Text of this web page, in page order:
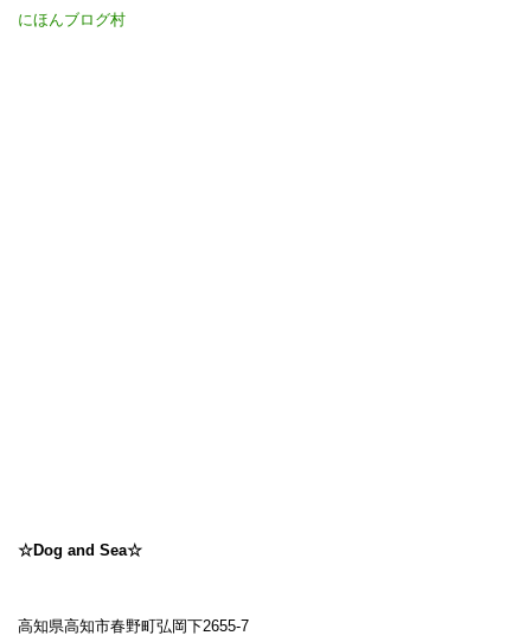
にほんブログ村
☆Dog and Sea☆
高知県高知市春野町弘岡下2655-7